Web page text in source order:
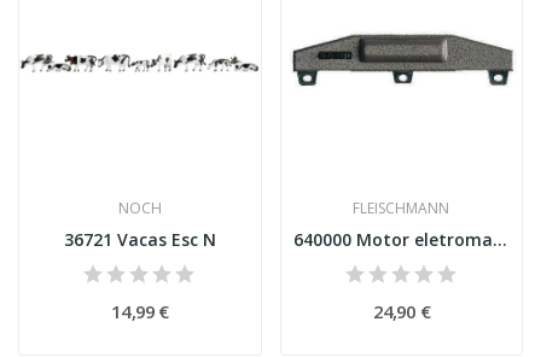
NOCH
36721 Vacas Esc N
14,99 €
FLEISCHMANN
640000 Motor eletromagnético de ponto universal...
24,90 €